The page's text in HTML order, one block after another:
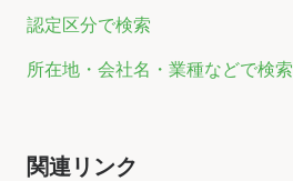
認定区分で検索
所在地・会社名・業種などで検索
関連リンク